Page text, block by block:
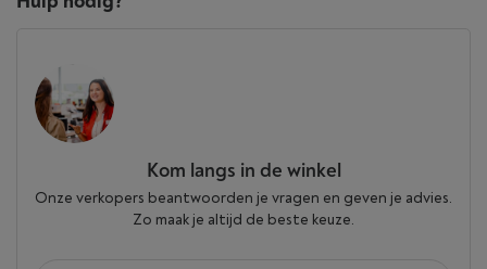
Kom langs in de winkel
Onze verkopers beantwoorden je vragen en geven je advies.
Zo maak je altijd de beste keuze.